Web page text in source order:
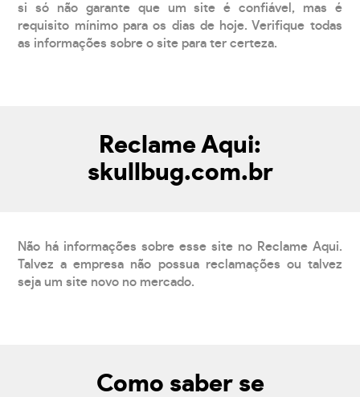
si só não garante que um site é confiável, mas é
requisito mínimo para os dias de hoje. Verifique todas
as informações sobre o site para ter certeza.
Reclame Aqui:
skullbug.com.br
Não há informações sobre esse site no Reclame Aqui.
Talvez a empresa não possua reclamações ou talvez
seja um site novo no mercado.
Como saber se